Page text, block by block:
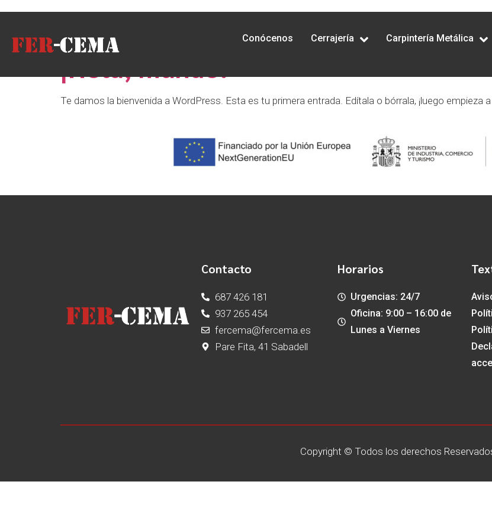
Conócenos Cerrajería Carpintería Metálica
carbonera
Te damos la bienvenida a WordPress. Esta es tu primera entrada. Edítala o bórrala, ¡luego empieza
Contacto
687 426 181
937 265 454
fercema@fercema.es
Pare Fita, 41 Sabadell
Horarios
Urgencias: 24/7
Oficina: 9:00 – 16:00 de
Lunes a Viernes
Copyright © Todos los derechos